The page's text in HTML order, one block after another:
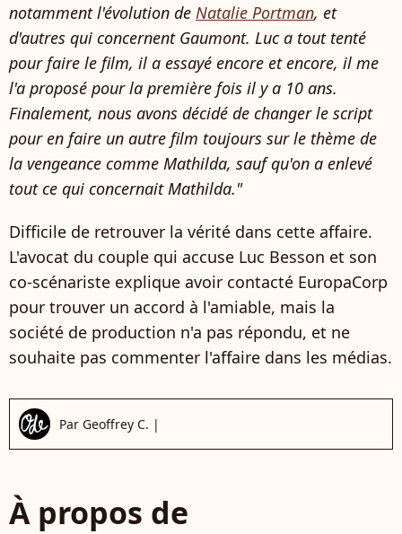
notamment l'évolution de Natalie Portman, et
d'autres qui concernent Gaumont. Luc a tout tenté
pour faire le film, il a essayé encore et encore, il me
l'a proposé pour la première fois il y a 10 ans.
Finalement, nous avons décidé de changer le script
pour en faire un autre film toujours sur le thème de
la vengeance comme Mathilda, sauf qu'on a enlevé
tout ce qui concernait Mathilda."
Difficile de retrouver la vérité dans cette affaire.
L'avocat du couple qui accuse Luc Besson et son
co-scénariste explique avoir contacté EuropaCorp
pour trouver un accord à l'amiable, mais la
société de production n'a pas répondu, et ne
souhaite pas commenter l'affaire dans les médias.
Par Geoffrey C. |
À propos de